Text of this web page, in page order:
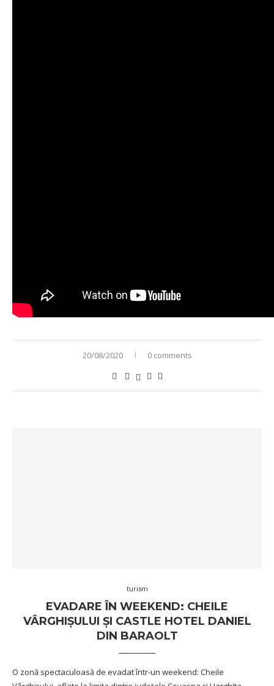
20/08/2020 0 comments
turism
EVADARE ÎN WEEKEND: CHEILE
VÂRGHIȘULUI ȘI CASTLE HOTEL DANIEL
DIN BARAOLT
O zonă spectaculoasă de evadat într-un weekend: Cheile